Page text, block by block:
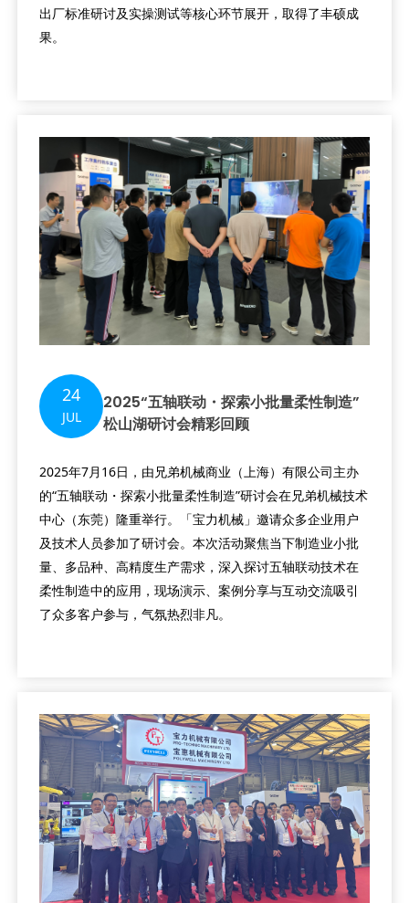
出厂标准研讨及实操测试等核心环节展开，取得了丰硕成
果。
24
JUL
2025“五轴联动・探索小批量柔性制造”
松山湖研讨会精彩回顾
2025年7月16日，由兄弟机械商业（上海）有限公司主办
的“五轴联动・探索小批量柔性制造”研讨会在兄弟机械技术
中心（东莞）隆重举行。「宝力机械」邀请众多企业用户
及技术人员参加了研讨会。本次活动聚焦当下制造业小批
量、多品种、高精度生产需求，深入探讨五轴联动技术在
柔性制造中的应用，现场演示、案例分享与互动交流吸引
了众多客户参与，气氛热烈非凡。